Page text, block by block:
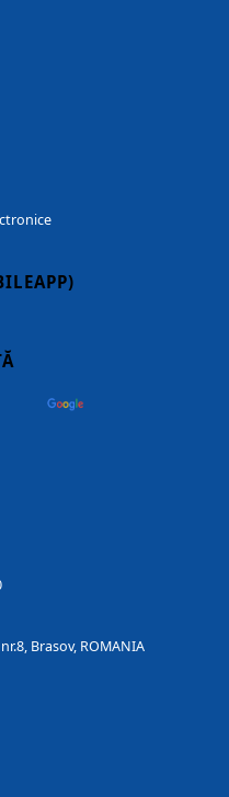
Brasov, ROMANIA